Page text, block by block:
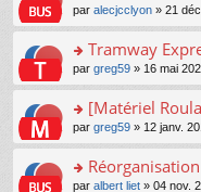
c
e
nt
pl
u
s
ré
c
e
nt
n
le
pl
u
s
ré
c
e
nt
g
e
n
n
le
pl
u
s
ré
e
s
a
g
e
n
n
le
pl
er
le
m
e
s
a
g
e
n
o
n
s
ult
er
le
m
e
s
a
g
par alecjcclyon » 21
o
n
s
ult
er
le
m
e
Tramway
par greg59 » 16 mai
o
n
s
ult
[Matériel
par greg59 » 12 janv.
o
par albert liet » 04 nov.